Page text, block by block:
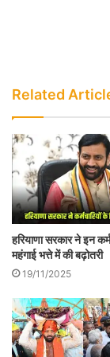
शिक्षा मंत्री
Related
हरियाणा सरकार ने इन
महंगाई भत्ते में की बढ़ोतरी
19/11/2025